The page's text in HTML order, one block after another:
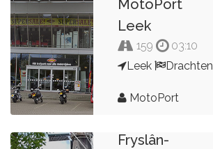
MotoPort
Leek
159
03:10
Leek
Drachten
MotoPort
Fryslân-